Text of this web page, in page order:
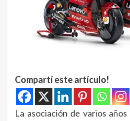
Compartí este artículo!
La asociación de varios